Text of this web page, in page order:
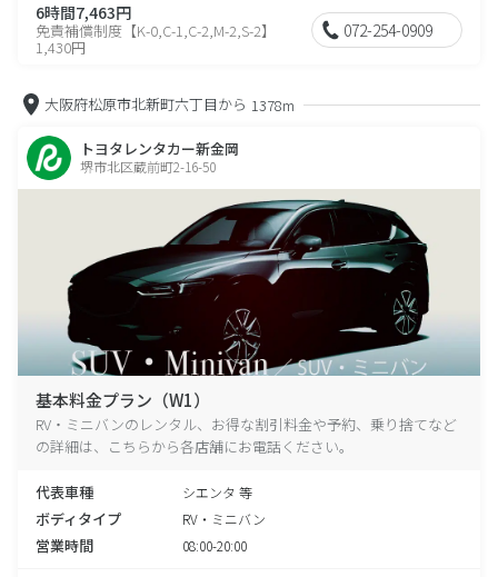
6時間7,463円
免責補償制度【K-0,C-1,C-2,M-2,S-2】
1,430円
072-254-0909
大阪府松原市北新町六丁目から 1378m
トヨタレンタカー新金岡
堺市北区蔵前町2-16-50
基本料金プラン（W1）
RV・ミニバンのレンタル、お得な割引料金や予約、乗り捨てなど
の詳細は、こちらから各店舗にお電話ください。
代表車種 シエンタ 等
ボディタイプ RV・ミニバン
営業時間 08:00-20:00